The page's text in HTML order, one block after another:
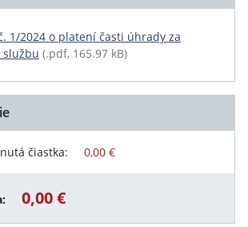
1/2024 o platení časti úhrady za
službu (.pdf, 165.97 kB)
čiastka: 0,00 €
0,00 €